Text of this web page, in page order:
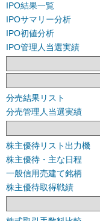
IPO結果一覧
IPOサマリー分析
IPO初値分析
IPO管理人当選実績
分売結果リスト
分売管理人当選実績
株主優待リスト出力機
株主優待・主な日程
一般信用売建て銘柄
株主優待取得戦績